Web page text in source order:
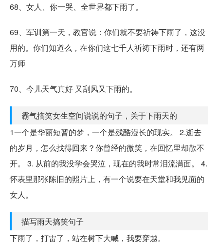
68、女人、你一哭、全世界都下雨了。
69、军训第一天，教官说：你们就不要祈祷下雨了，这没
用的。你们知道么，在你们这七千人祈祷下雨时，还有两
万师
70、今儿天气真好 又刮风又下雨的。
霸气搞笑女生空间说说的句子，关于下雨天的
1一个是华丽短暂的梦，一个是残酷漫长的现实。 2.逝去
的岁月，怎么找得回来？你曾经的微笑，在回忆里却散不
开。 3. 从前的我没学会哭泣，现在的我时常泪流满面。 4.
怀表里那张陈旧的照片上，有一个说要在天堂和我见面的
女人。
描写雨天搞笑句子
下雨了，打雷了，站在树下大喊，我要穿越。